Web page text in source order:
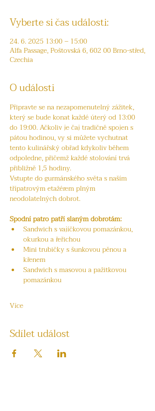
Vyberte si čas události:
24. 6. 2025 13:00 – 15:00
Alfa Passage, Poštovská 6, 602 00 Brno-střed,
Czechia
O události
Připravte se na nezapomenutelný zážitek,
který se bude konat každé úterý od 13:00
do 19:00. Ačkoliv je čaj tradičně spojen s
pátou hodinou, vy si můžete vychutnat
tento kulinářský obřad kdykoliv během
odpoledne, přičemž každé stolování trvá
přibližně 1,5 hodiny.
Vstupte do gurmánského světa s naším
třípatrovým etažérem plným
neodolatelných dobrot.
Spodní patro patří slaným dobrotám:
Sandwich s vajíčkovou pomazánkou,
okurkou a řeřichou
Mini trubičky s šunkovou pěnou a
křenem
Sandwich s masovou a pažitkovou
pomazánkou
Více
Sdílet událost